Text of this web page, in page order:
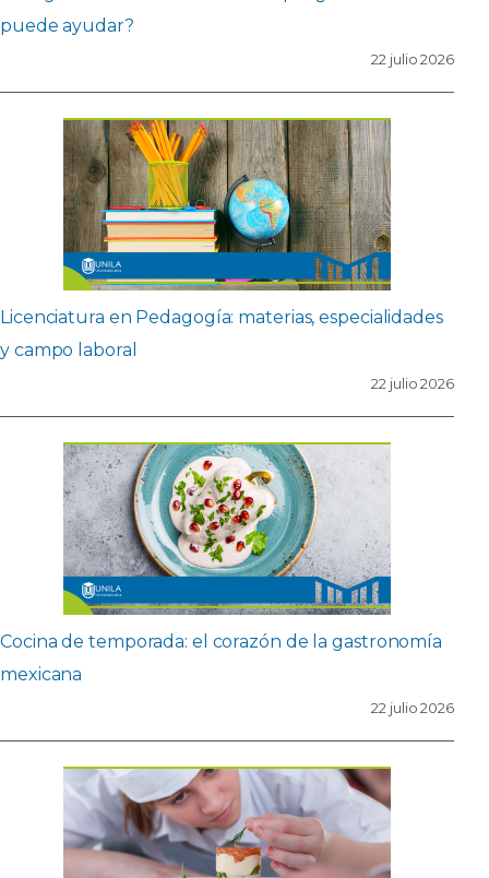
puede ayudar?
22 julio 2026
Licenciatura en Pedagogía: materias, especialidades
y campo laboral
22 julio 2026
Cocina de temporada: el corazón de la gastronomía
mexicana
22 julio 2026